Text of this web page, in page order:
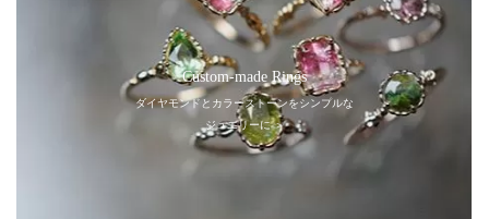
Custom-made Rings
ダイヤモンドとカラーストーンをシンプルな
ジュエリーに ＞